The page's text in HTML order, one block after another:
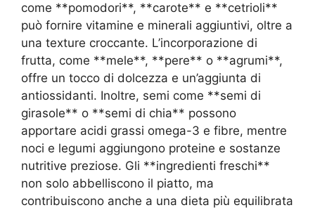
come **pomodori**, **carote** e **cetrioli**
può fornire vitamine e minerali aggiuntivi, oltre a
una texture croccante. L’incorporazione di
frutta, come **mele**, **pere** o **agrumi**,
offre un tocco di dolcezza e un’aggiunta di
antiossidanti. Inoltre, semi come **semi di
girasole** o **semi di chia** possono
apportare acidi grassi omega-3 e fibre, mentre
noci e legumi aggiungono proteine e sostanze
nutritive preziose. Gli **ingredienti freschi**
non solo abbelliscono il piatto, ma
contribuiscono anche a una dieta più equilibrata